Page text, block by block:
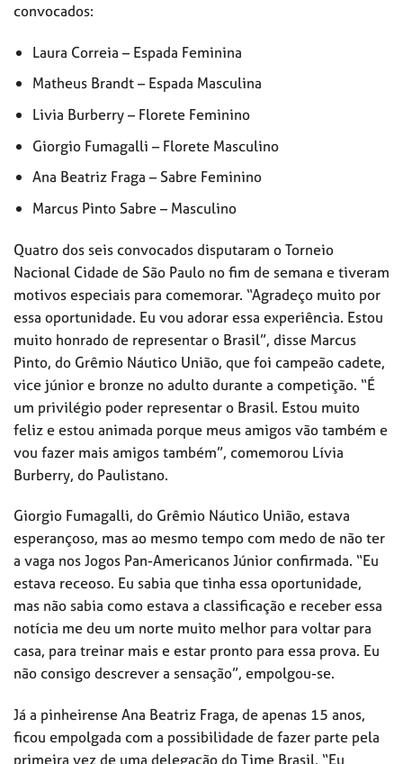
convocados:
Laura Correia – Espada Feminina
Matheus Brandt – Espada Masculina
Livia Burberry – Florete Feminino
Giorgio Fumagalli – Florete Masculino
Ana Beatriz Fraga – Sabre Feminino
Marcus Pinto Sabre – Masculino
Quatro dos seis convocados disputaram o Torneio
Nacional Cidade de São Paulo no fim de semana e tiveram
motivos especiais para comemorar. “Agradeço muito por
essa oportunidade. Eu vou adorar essa experiência. Estou
muito honrado de representar o Brasil”, disse Marcus
Pinto, do Grêmio Náutico União, que foi campeão cadete,
vice júnior e bronze no adulto durante a competição. “É
um privilégio poder representar o Brasil. Estou muito
feliz e estou animada porque meus amigos vão também e
vou fazer mais amigos também”, comemorou Lívia
Burberry, do Paulistano.
Giorgio Fumagalli, do Grêmio Náutico União, estava
esperançoso, mas ao mesmo tempo com medo de não ter
a vaga nos Jogos Pan-Americanos Júnior confirmada. “Eu
estava receoso. Eu sabia que tinha essa oportunidade,
mas não sabia como estava a classificação e receber essa
notícia me deu um norte muito melhor para voltar para
casa, para treinar mais e estar pronto para essa prova. Eu
não consigo descrever a sensação”, empolgou-se.
Já a pinheirense Ana Beatriz Fraga, de apenas 15 anos,
ficou empolgada com a possibilidade de fazer parte pela
primeira vez de uma delegação do Time Brasil. “Eu